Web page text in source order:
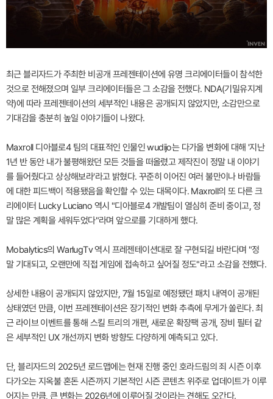
최근 블리자드가 주최한 비공개 프레젠테이션에 유명 크리에이터들이 참석한
것으로 전해졌으며 일부 크리에이터들은 그 소감을 전했다. NDA(기밀유지계
약)에 따라 프레젠테이션의 세부적인 내용은 공개되지 않았지만, 소감만으로
기대감을 충분히 높일 이야기들이 나왔다.
Maxroll 디아블로4 팀의 대표적인 인물인 wudijo는 다가올 변화에 대해 '지난
1년 반 동안 내가 불평해왔던 모든 것들을 떠올렸고 제작진이 정말 내 이야기
를 들어줬다고 상상해보라'라고 밝혔다. 꾸준히 이어진 여러 불만이나 바람들
에 대한 피드백이 적용됐음을 확인할 수 있는 대목이다. Maxroll의 또 다른 크
리에이터 Lucky Luciano 역시 "디아블로4 개발팀이 열심히 준비 중이고, 정
말 많은 계획을 세워두었다"라며 앞으로를 기대하게 했다.
Mobalytics의 WarlugTv 역시 프레젠테이션대로 잘 구현되길 바란다며 "정
말 기대되고, 오랜만에 직접 게임에 접속하고 싶어질 정도"라고 소감을 전했다.
상세한 내용이 공개되지 않았지만, 7월 15일로 예정됐던 패치 내역이 공개된
상태였던 만큼, 이번 프레젠테이션은 장기적인 변화 추측에 무게가 쏠린다. 최
근 라이브 이벤트를 통해 스킬 트리의 개편, 새로운 확장팩 공개, 장비 필터 같
은 세부적인 UX 개선까지 변화 방향도 다양하게 예측되고 있다.
단, 블리자드의 2025년 로드맵에는 현재 진행 중인 호라드림의 죄 시즌 이후
다가오는 지옥불 혼돈 시즌까지 기본적인 시즌 콘텐츠 위주로 업데이트가 이루
어지는 만큼, 큰 변화는 2026년에 이루어질 것이라는 견해도 오간다.